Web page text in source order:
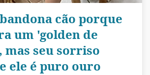
cão porque
um 'golden de
seu sorriso
ele é puro ouro